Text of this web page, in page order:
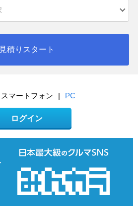
見積りスタート
スマートフォン | PC
ログイン